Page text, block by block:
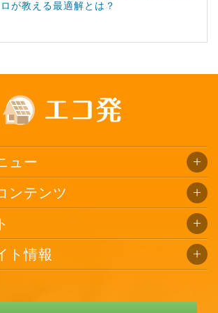
ロが教える最適解とは？
ュー
ンテンツ
ト情報